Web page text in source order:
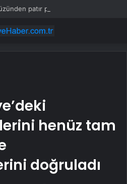
patır patır düşüyor
henüz tam
doğruladı